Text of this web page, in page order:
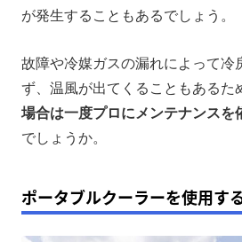
が発生することもあるでしょう。
故障や冷媒ガスの漏れによって冷
ず、温風が出てくることもあるた
場合は一度プロにメンテナンスを
でしょうか。
ポータブルクーラーを使用す